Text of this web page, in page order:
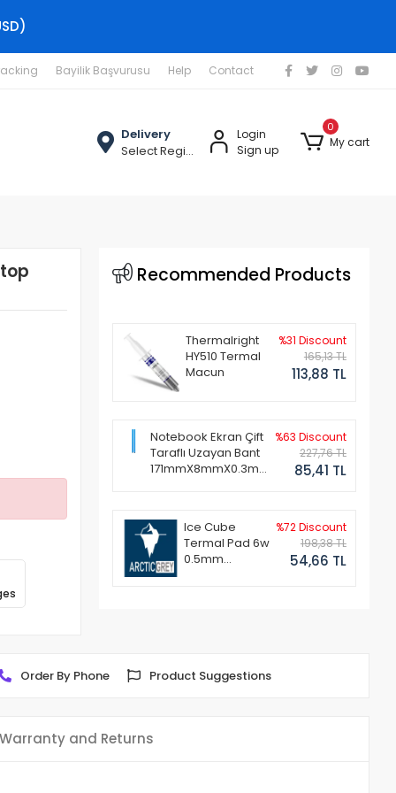
Bayilik Başvurusu Help Contact
Delivery
Select Region
Login
Sign up
0
My cart
Recommended Products
Thermalright
HY510 Termal
Macun
%31 Discount
165,13 TL
113,88 TL
Notebook Ekran Çift
Taraflı Uzayan Bant
171mmX8mmX0.3mm
%63 Discount
227,76 TL
85,41 TL
Ice Cube
Termal Pad 6w
0.5mm
%72 Discount
198,38 TL
54,66 TL
Order By Phone Product Suggestions
Warranty and Returns